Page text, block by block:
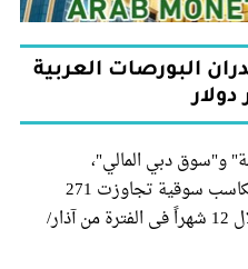
البورصات العربية
و"سوق دبي المالي"،
البورصات العربية، بعد تحقيقهما مكاسب سوقية تجاوزت 271
مليار دولار (995.2 مليار درهم) خلال 12 شهراً في الفترة من آذار/